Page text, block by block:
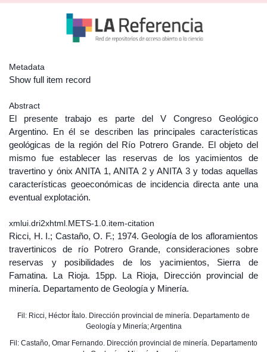
Metadata
Show full item record
Abstract
El presente trabajo es parte del V Congreso Geológico
Argentino. En él se describen las principales características
geológicas de la región del Río Potrero Grande. El objeto del
mismo fue establecer las reservas de los yacimientos de
travertino y ónix ANITA 1, ANITA 2 y ANITA 3 y todas aquellas
características geoeconómicas de incidencia directa ante una
eventual explotación.
xmlui.dri2xhtml.METS-1.0.item-citation
Ricci, H. I.; Castaño, O. F.; 1974. Geología de los afloramientos
travertinicos de río Potrero Grande, consideraciones sobre
reservas y posibilidades de los yacimientos, Sierra de
Famatina. La Rioja. 15pp. La Rioja, Dirección provincial de
minería. Departamento de Geología y Minería.
Fil: Ricci, Héctor Ítalo. Dirección provincial de minería. Departamento de
Geología y Minería; Argentina
Fil: Castaño, Omar Fernando. Dirección provincial de minería. Departamento